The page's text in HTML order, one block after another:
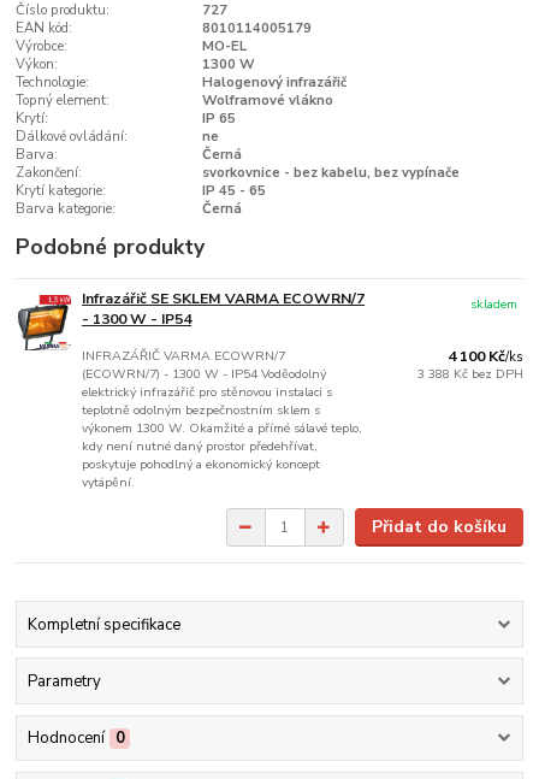
Číslo produktu:
727
EAN kód:
8010114005179
Výrobce:
MO-EL
Výkon:
1300 W
Technologie:
Halogenový infrazářič
Topný element:
Wolframové vlákno
Krytí:
IP 65
Dálkové ovládání:
ne
Barva:
Černá
Zakončení:
svorkovnice - bez kabelu, bez vypínače
Krytí kategorie:
IP 45 - 65
Barva kategorie:
Černá
Podobné produkty
Infrazářič SE SKLEM VARMA ECOWRN/7
- 1300 W - IP54
INFRAZÁŘIČ VARMA ECOWRN/7
(ECOWRN/7) - 1300 W - IP54 Voděodolný
elektrický infrazářič pro stěnovou instalaci s
teplotně odolným bezpečnostním sklem s
výkonem 1300 W. Okamžité a přímé sálavé teplo,
kdy není nutné daný prostor předehřívat,
poskytuje pohodlný a ekonomický koncept
vytápění.
4 100 Kč/ks
3 388 Kč bez DPH
skladem
Přidat do košíku
Kompletní specifikace
Parametry
Hodnocení 0